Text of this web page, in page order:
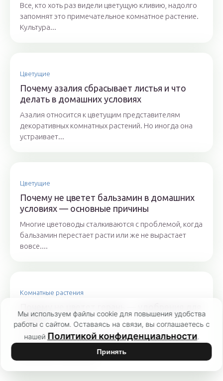
Все, кто хоть раз видели цветущую кливию, надолго
запомнят это примечательное комнатное растение.
Культура...
Цветущие
Почему азалия сбрасывает листья и что
делать в домашних условиях
Азалия относится к цветущим представителям
декоративных комнатных растений. Но иногда она
устраивает...
Цветущие
Почему не цветет бальзамин в домашних
условиях — основные причины
Многие цветоводы сталкиваются с проблемой, когда
бальзамин перестает расти или же не вырастает
вовсе....
Комнатные растения
герани
Герань (пеларгония) – комнатное или дачное
цветковое растение, в уходе неприхотливо. Чтобы
домашняя любимица...
Мы используем файлы cookie для повышения удобства
работы с сайтом. Оставаясь на связи, вы соглашаетесь с
нашей Политикой конфиденциальности.
Принять